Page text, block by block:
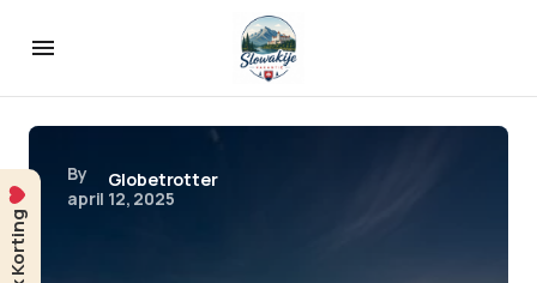
By
Globetrotter
april 12, 2025